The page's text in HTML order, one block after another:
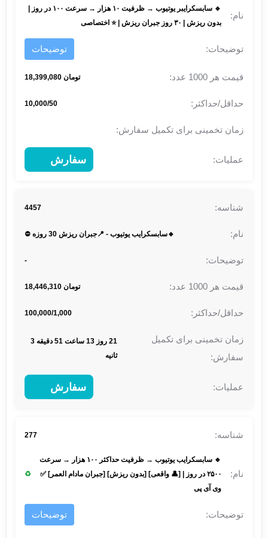
🔹 سابسکرایبر یوتیوب → ظرفیت ۱۰ هزار → سرعت ۱۰۰ در روز |
بدون ریزش | ۳۰ روز جبران ریزش | ⭐ اختصاصی
توضیحات
تومان 18,399,080
10,000/50
سفارش
4457
🔹سابسکرایب یوتیوب - 📍جبران ریزش 30 روزه ⛔
-
تومان 18,446,310
100,000/1,000
21 روز 13 ساعت 51 دقیقه 3
ثانیه
سفارش
277
🔹 سابسکرایب یوتیوب → ظرفیت حداکثر ۱۰۰ هزار → سرعت
۲۵۰۰ در روز | [👤 واقعی] [بدون ریزش] [جبران مادام العمر] ✅
وی آی پی
♻
توضیحات